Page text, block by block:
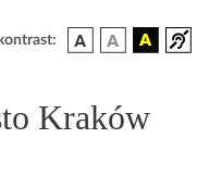
kontrast:
Kraków